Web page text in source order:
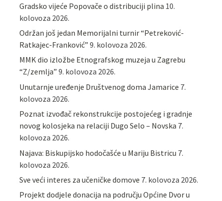
Gradsko vijeće Popovače o distribuciji plina 10.
kolovoza 2026.
Održan još jedan Memorijalni turnir “Petreković-
Ratkajec-Franković” 9. kolovoza 2026.
MMK dio izložbe Etnografskog muzeja u Zagrebu
“Z/zemlja” 9. kolovoza 2026.
Unutarnje uređenje Društvenog doma Jamarice 7.
kolovoza 2026.
Poznat izvođač rekonstrukcije postojećeg i gradnje
novog kolosjeka na relaciji Dugo Selo – Novska 7.
kolovoza 2026.
Najava: Biskupijsko hodočašće u Mariju Bistricu 7.
kolovoza 2026.
Sve veći interes za učeničke domove 7. kolovoza 2026.
Projekt dodjele donacija na području Općine Dvor u